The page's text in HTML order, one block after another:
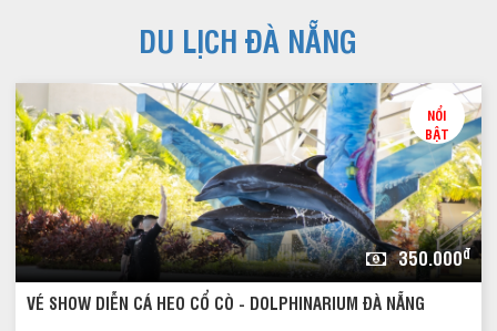
DU LỊCH ĐÀ NẴNG
NỔI
BẬT
350.000đ
VÉ SHOW DIỄN CÁ HEO CỔ CÒ - DOLPHINARIUM ĐÀ NẴNG